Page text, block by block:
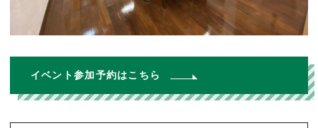
イベント参加予約はこちら